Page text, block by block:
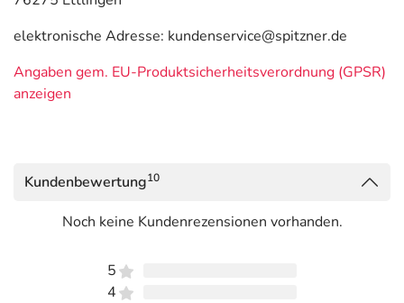
elektronische Adresse: kundenservice@spitzner.de
Angaben gem. EU-Produktsicherheitsverordnung (GPSR)
anzeigen
Kundenbewertung10
Noch keine Kundenrezensionen vorhanden.
5
4